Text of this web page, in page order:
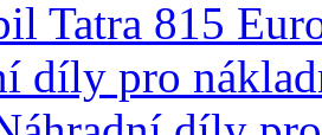
Tatra 815
díly pro